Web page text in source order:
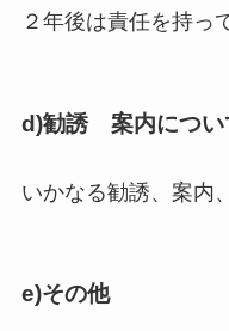
２年後は責任を持っ
d)勧誘 案内につい
いかなる勧誘、案内
e)その他